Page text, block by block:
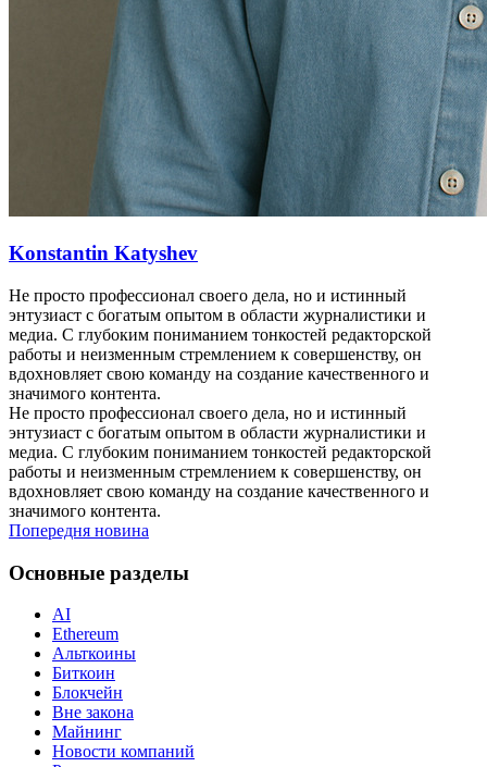
Konstantin Katyshev
Не просто профессионал своего дела, но и истинный
энтузиаст с богатым опытом в области журналистики и
медиа. С глубоким пониманием тонкостей редакторской
работы и неизменным стремлением к совершенству, он
вдохновляет свою команду на создание качественного и
значимого контента.
Не просто профессионал своего дела, но и истинный
энтузиаст с богатым опытом в области журналистики и
медиа. С глубоким пониманием тонкостей редакторской
работы и неизменным стремлением к совершенству, он
вдохновляет свою команду на создание качественного и
значимого контента.
Попередня новина
Основные разделы
AI
Ethereum
Альткоины
Биткоин
Блокчейн
Вне закона
Майнинг
Новости компаний